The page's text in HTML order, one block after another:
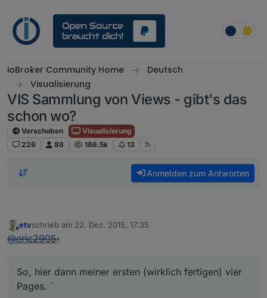
ioBroker Community Home
Deutsch
Visualisierung
VIS Sammlung von Views - gibt's das
schon wo?
Verschoben
Visualisierung
226
88 186.5k 13
Anmelden zum Antworten
Offline
etvschrieb am 22. Dez. 2015, 17:35
zuletzt editiert von
@eric2905:
So, hier dann meiner ersten (wirklich fertigen) vier
Pages. `